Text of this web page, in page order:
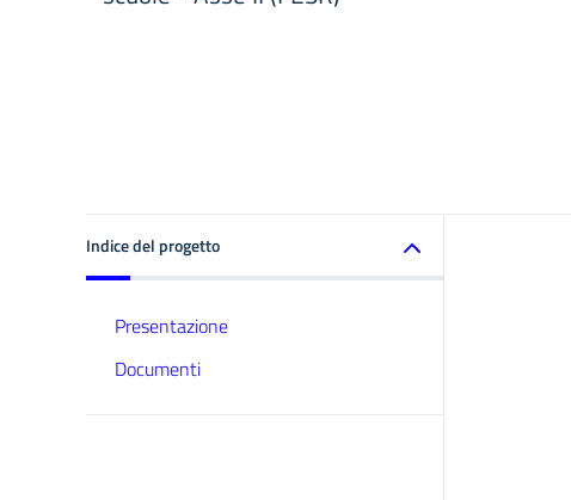
Indice del progetto
Presentazione
Documenti